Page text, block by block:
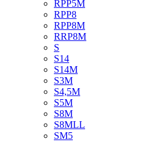
RPP5M
RPP8
RPP8M
RRP8M
S
S14
S14M
S3M
S4,5M
S5M
S8M
S8MLL
SM5